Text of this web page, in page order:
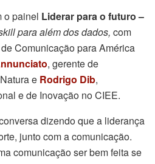
o painel Liderar para o futuro –
para além dos dados, com
Comunicação para América
, gerente de
e Rodrigo Dib,
e de Inovação no CIEE.
dizendo que a liderança
junto com a comunicação.
comunicação ser bem feita se